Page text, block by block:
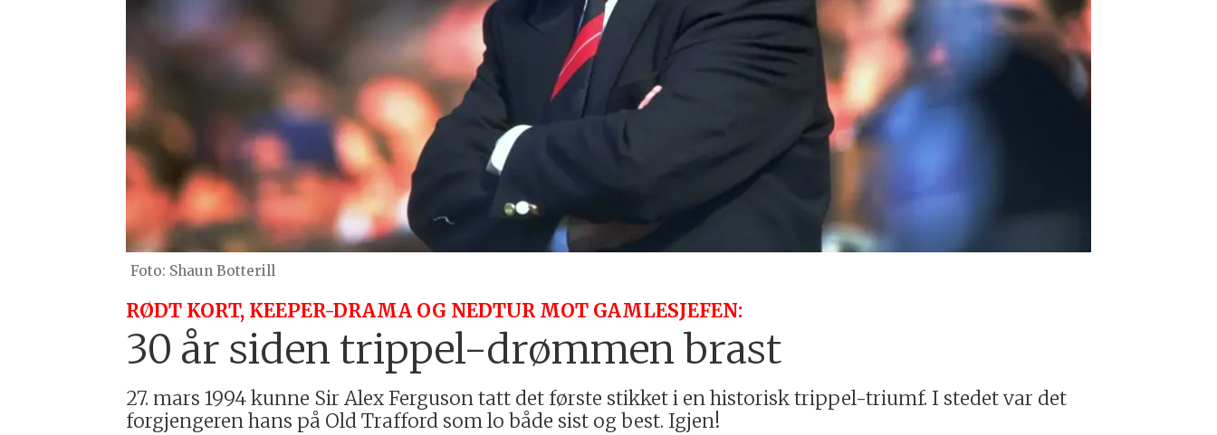
Shaun Botterill
RØDT KORT, KEEPER-DRAMA OG NEDTUR MOT GAMLESJEFEN:
30 år siden trippel-drømmen brast
27. mars 1994 kunne Sir Alex Ferguson tatt det første stikket i en historisk trippel-triumf. I stedet var det
forgjengeren hans på Old Trafford som lo både sist og best. Igjen!